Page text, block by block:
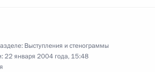
Выступления и стенограммы
22 января 2004 года, 15:48